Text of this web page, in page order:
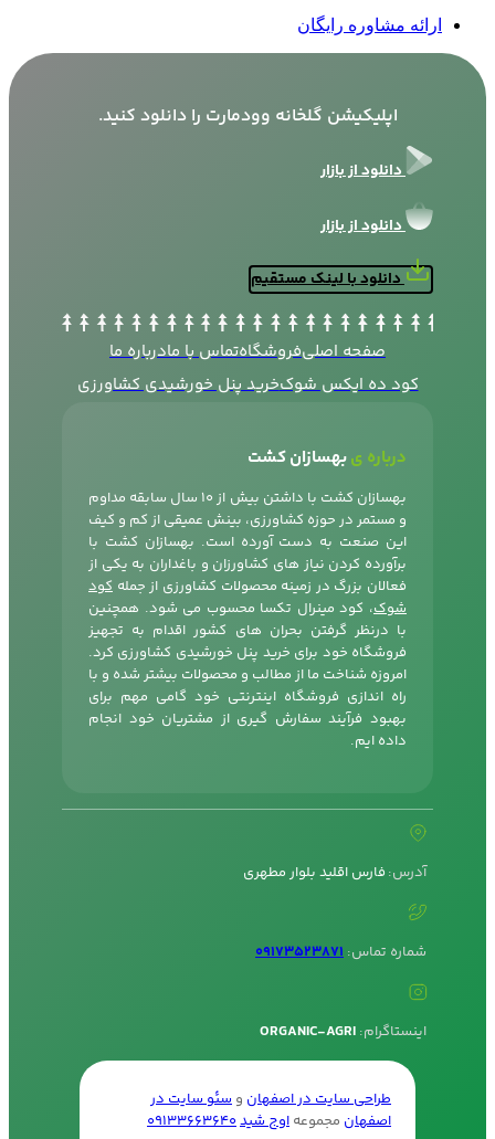
ارائه مشاوره رایگان
اپلیکیشن گلخانه وودمارت را دانلود کنید.
دانلود از بازار
دانلود از بازار
دانلود با لینک مستقیم
صفحه اصلیفروشگاهتماس با مادرباره ما
کود ده ایکس شوکخرید پنل خورشیدی کشاورزی
درباره یبهسازان کشت
بهسازان کشت با داشتن بیش از 10 سال سابقه مداوم
و مستمر در حوزه کشاورزی، بینش عمیقی از کم و کیف
این صنعت به دست آورده است. بهسازان کشت با
برآورده کردن نیاز های کشاورزان و باغداران به یکی از
فعالان بزرگ در زمینه محصولات کشاورزی از جمله کود
شوک، کود مینرال تکسا محسوب می شود. همچنین
با درنظر گرفتن بحران های کشور اقدام به تجهیز
فروشگاه خود برای خرید پنل خورشیدی کشاورزی کرد.
امروزه شناخت ما از مطالب و محصولات بیشتر شده و با
راه اندازی فروشگاه اینترنتی خود گامی مهم برای
بهبود فرآیند سفارش گیری از مشتریان خود انجام
داده ایم.
آدرس: فارس اقلید بلوار مطهری
شماره تماس: 09173523871
اینستاگرام: ORGANIC-AGRI
طراحی سایت در اصفهان و سئو سایت در
اصفهان مجموعه اوج شید09133663640